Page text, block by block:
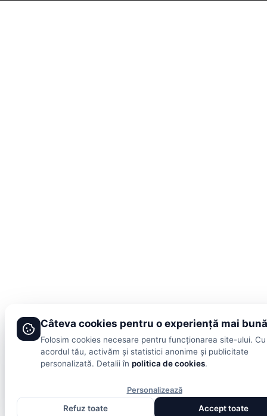
Câteva cookies pentru o experiență mai bună
Folosim cookies necesare pentru funcționarea site-ului. Cu
acordul tău, activăm și statistici anonime și publicitate
personalizată. Detalii în politica de cookies.
Personalizează
Refuz toate
Accept toate